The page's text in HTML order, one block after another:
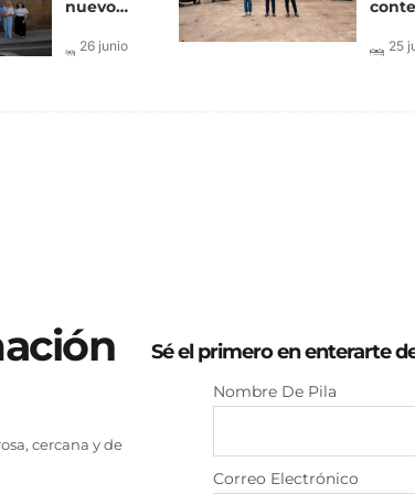
nuevo
de
bienvenida
26 junio
en
25
cercana y de
Sé el primero en enterarte
Nombre De Pila
Correo Electrónico